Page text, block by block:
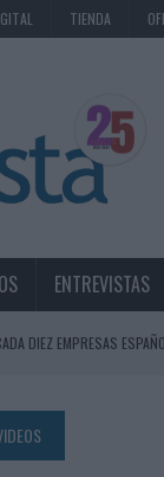
TIENDA
ENTREVISTAS
DIEZ EMPRESAS
ALCANZA YA AL 62% DE